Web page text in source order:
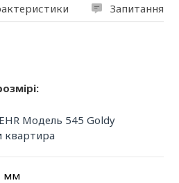
Запитання
Модель 545 Goldy
квартира
мм